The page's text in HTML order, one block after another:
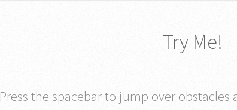
Try Me!
Press the spacebar to jump over obstacles